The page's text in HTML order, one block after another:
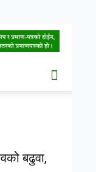
बढुवा,